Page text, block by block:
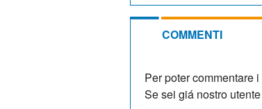
COMMENTI
Per poter commentare
Se sei giá nostro